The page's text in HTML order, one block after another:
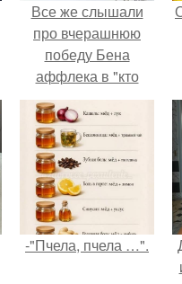
Все же слышали
про вчерашнюю
победу Бена
аффлека в "кто
хочет стать
миллионером?
-"Пчела, пчела …".